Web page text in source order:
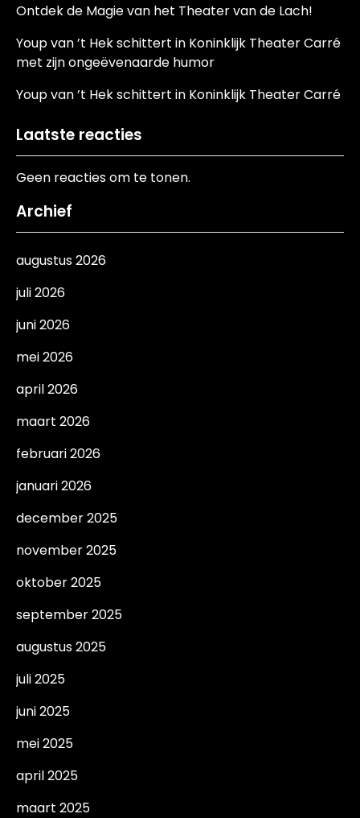
Ontdek de Magie van het Theater van de Lach!
Youp van ’t Hek schittert in Koninklijk Theater Carré
met zijn ongeëvenaarde humor
Youp van ’t Hek schittert in Koninklijk Theater Carré
Laatste reacties
Geen reacties om te tonen.
Archief
augustus 2026
juli 2026
juni 2026
mei 2026
april 2026
maart 2026
februari 2026
januari 2026
december 2025
november 2025
oktober 2025
september 2025
augustus 2025
juli 2025
juni 2025
mei 2025
april 2025
maart 2025